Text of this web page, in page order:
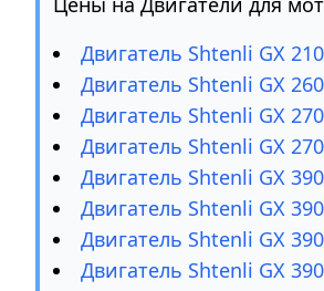
Двигатель Shtenli GX
Двигатель Shtenli GX
Двигатель Shtenli GX
Двигатель Shtenli GX
Двигатель Shtenli GX
Двигатель Shtenli GX
Двигатель Shtenli GX
Двигатель Shtenli GX